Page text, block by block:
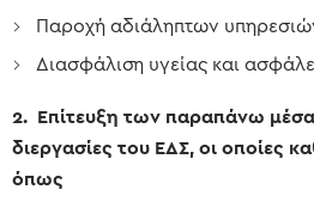
Παροχή αδιάληπτων
Διασφάλιση υγείας και
2. Επίτευξη των παραπάνω μέσα
διεργασίες του ΕΔΣ, οι οποίες
όπως